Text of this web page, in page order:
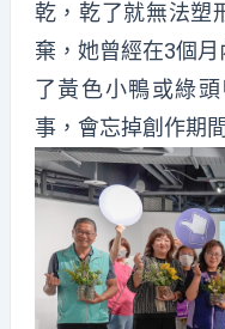
乾，乾了就無法塑
棄，她曾經在3個
了黃色小鴨或綠
事，會忘掉創作期